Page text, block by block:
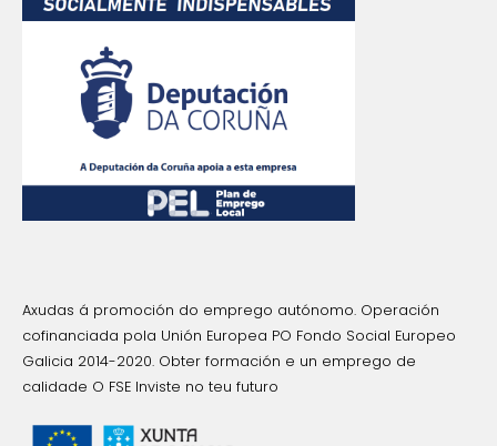
Axudas á promoción do emprego autónomo. Operación
cofinanciada pola Unión Europea PO Fondo Social Europeo
Galicia 2014-2020. Obter formación e un emprego de
calidade O FSE Inviste no teu futuro